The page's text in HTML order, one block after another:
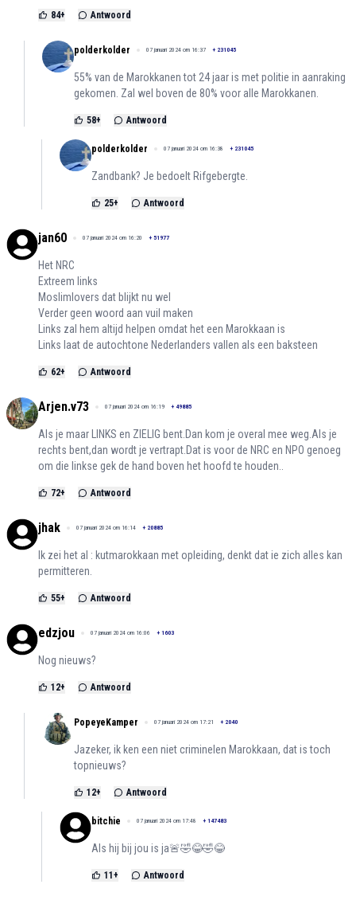
84+ Antwoord
polderkolder 07 januari 2024 om 16:37 + 231045
55% van de Marokkanen tot 24 jaar is met politie in aanraking
gekomen. Zal wel boven de 80% voor alle Marokkanen.
58+ Antwoord
polderkolder 07 januari 2024 om 16:38 + 231045
Zandbank? Je bedoelt Rifgebergte.
25+ Antwoord
jan60 07 januari 2024 om 16:20 + 51977
Het NRC
Extreem links
Moslimlovers dat blijkt nu wel
Verder geen woord aan vuil maken
Links zal hem altijd helpen omdat het een Marokkaan is
Links laat de autochtone Nederlanders vallen als een baksteen
62+ Antwoord
Arjen.v73 07 januari 2024 om 16:19 + 49885
Als je maar LINKS en ZIELIG bent.Dan kom je overal mee weg.Als je
rechts bent,dan wordt je vertrapt.Dat is voor de NRC en NPO genoeg
om die linkse gek de hand boven het hoofd te houden..
72+ Antwoord
jhak 07 januari 2024 om 16:14 + 20885
Ik zei het al : kutmarokkaan met opleiding, denkt dat ie zich alles kan
permitteren.
55+ Antwoord
edzjou 07 januari 2024 om 16:06 + 1603
Nog nieuws?
12+ Antwoord
PopeyeKamper 07 januari 2024 om 17:21 + 2040
Jazeker, ik ken een niet criminelen Marokkaan, dat is toch
topnieuws?
12+ Antwoord
bitchie 07 januari 2024 om 17:48 + 147483
Als hij bij jou is ja🚨🤣😂🤣😂
11 + Antwoord